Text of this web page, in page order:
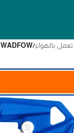
بالهواء/WADFOW – مسدس رمل على الهواء WGA1A08